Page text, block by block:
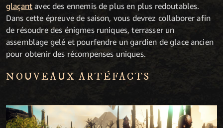
glaçant avec des ennemis de plus en plus redoutables.
Dans cette épreuve de saison, vous devrez collaborer afin
de résoudre des énigmes runiques, terrasser un
assemblage gelé et pourfendre un gardien de glace ancien
pour obtenir des récompenses uniques.
NOUVEAUX ARTÉFACTS